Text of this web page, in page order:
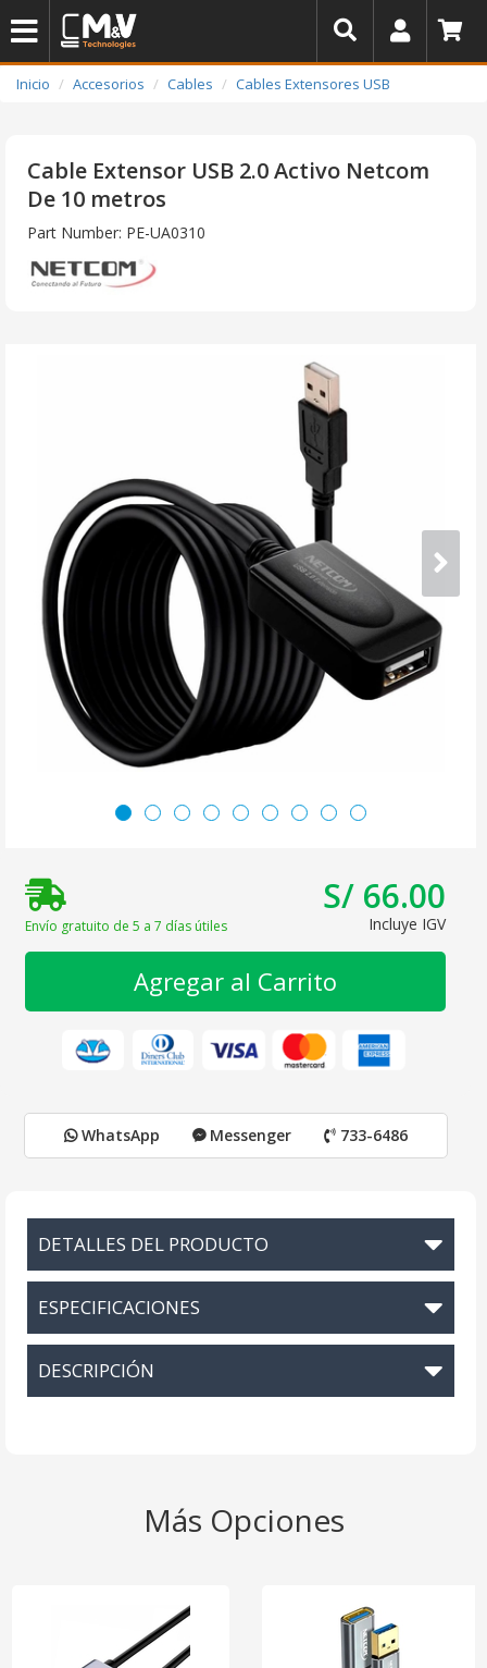
Inicio Accesorios Cables Cables Extensores USB
Cable Extensor USB 2.0 Activo Netcom
De 10 metros
Part Number: PE-UA0310
Envío gratuito de 5 a 7 días útiles
S/ 66.00
Incluye IGV
Agregar al Carrito
WhatsApp Messenger 733-6486
DETALLES DEL PRODUCTO
ESPECIFICACIONES
DESCRIPCIÓN
Más Opciones